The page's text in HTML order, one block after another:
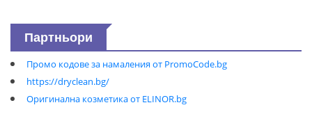
Партньори
Промо кодове за намаления от PromoCode.bg
https://dryclean.bg/
Оригинална козметика от ELINOR.bg